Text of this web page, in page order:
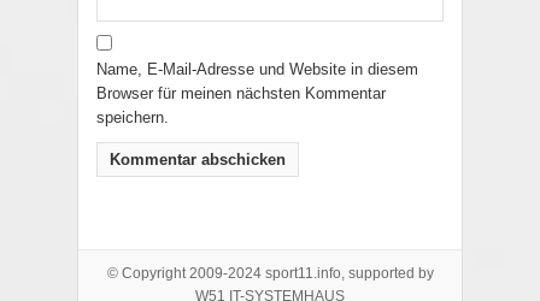
Name, E-Mail-Adresse und Website in diesem
Browser für meinen nächsten Kommentar
speichern.
© Copyright 2009-2024 sport11.info, supported by
W51 IT-SYSTEMHAUS